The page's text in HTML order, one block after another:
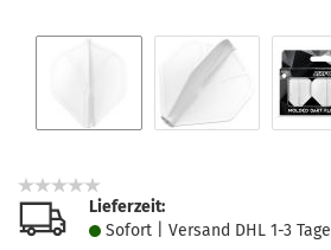
Lieferzeit:
Sofort | Versand DHL 1-3 Tage